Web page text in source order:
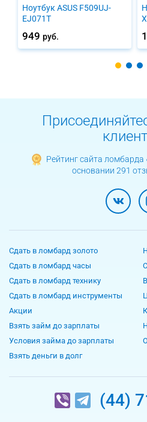
Ноутбук ASUS F509UJ-
EJ071T
949 руб.
Рейтинг сайта ломбарда
основании 291
Сдать в ломбард золото
Сдать в ломбард часы
Сдать в ломбард технику
Сдать в ломбард инструменты
Акции
Взять займ до зарплаты
Условия займа до зарплаты
Взять деньги в долг
(44)